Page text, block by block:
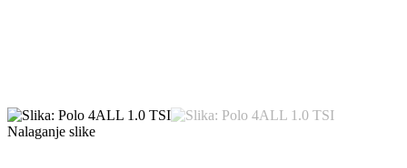
Nalaganje slike